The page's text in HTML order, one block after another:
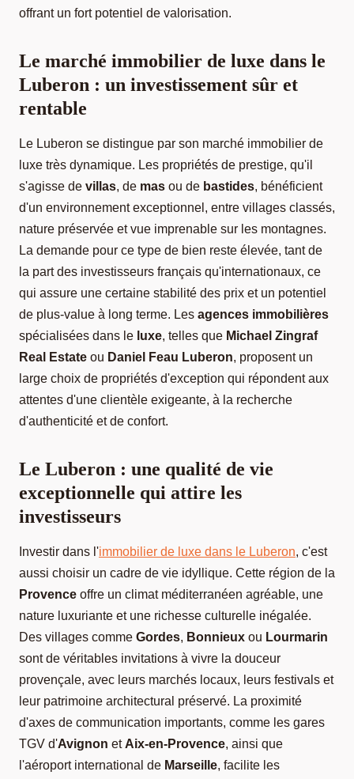
offrant un fort potentiel de valorisation.
Le marché immobilier de luxe dans le
Luberon : un investissement sûr et
rentable
Le Luberon se distingue par son marché immobilier de
luxe très dynamique. Les propriétés de prestige, qu'il
s'agisse de villas, de mas ou de bastides, bénéficient
d'un environnement exceptionnel, entre villages classés,
nature préservée et vue imprenable sur les montagnes.
La demande pour ce type de bien reste élevée, tant de
la part des investisseurs français qu'internationaux, ce
qui assure une certaine stabilité des prix et un potentiel
de plus-value à long terme. Les agences immobilières
spécialisées dans le luxe, telles que Michael Zingraf
Real Estate ou Daniel Feau Luberon, proposent un
large choix de propriétés d'exception qui répondent aux
attentes d'une clientèle exigeante, à la recherche
d'authenticité et de confort.
Le Luberon : une qualité de vie
exceptionnelle qui attire les
investisseurs
Investir dans l'immobilier de luxe dans le Luberon, c'est
aussi choisir un cadre de vie idyllique. Cette région de la
Provence offre un climat méditerranéen agréable, une
nature luxuriante et une richesse culturelle inégalée.
Des villages comme Gordes, Bonnieux ou Lourmarin
sont de véritables invitations à vivre la douceur
provençale, avec leurs marchés locaux, leurs festivals et
leur patrimoine architectural préservé. La proximité
d'axes de communication importants, comme les gares
TGV d'Avignon et Aix-en-Provence, ainsi que
l'aéroport international de Marseille, facilite les